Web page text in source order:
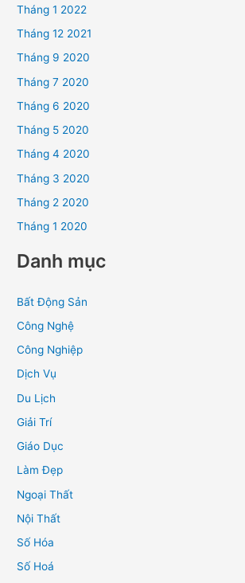
Tháng 1 2022
Tháng 12 2021
Tháng 9 2020
Tháng 7 2020
Tháng 6 2020
Tháng 5 2020
Tháng 4 2020
Tháng 3 2020
Tháng 2 2020
Tháng 1 2020
Danh mục
Bất Động Sản
Công Nghệ
Công Nghiệp
Dịch Vụ
Du Lịch
Giải Trí
Giáo Dục
Làm Đẹp
Ngoại Thất
Nội Thất
Số Hóa
Số Hoá